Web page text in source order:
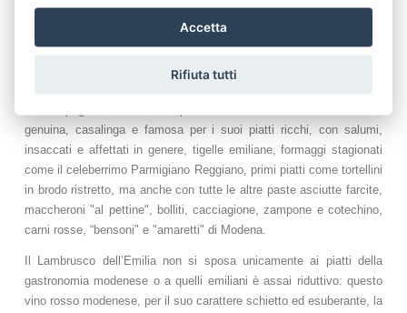
sua spuma briosa e allegra.
genuina, casalinga e famosa per i suoi piatti ricchi, con salumi,
insaccati e affettati in genere, tigelle emiliane, formaggi stagionati
come il celeberrimo Parmigiano Reggiano, primi piatti come tortellini
in brodo ristretto, ma anche con tutte le altre paste asciutte farcite,
maccheroni "al pettine", bolliti, cacciagione, zampone e cotechino,
carni rosse, “bensoni" e "amaretti" di Modena.
Il Lambrusco dell’Emilia non si sposa unicamente ai piatti della
gastronomia modenese o a quelli emiliani è assai riduttivo: questo
vino rosso modenese, per il suo carattere schietto ed esuberante, la
Accetta
Rifiuta tutti